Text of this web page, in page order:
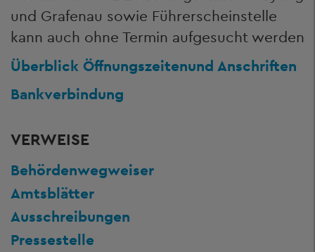
und Grafenau sowie Führerscheinstelle
kann auch ohne Termin aufgesucht werden
Überblick Öffnungszeitenund Anschriften
Bankverbindung
VERWEISE
Behördenwegweiser
Amtsblätter
Ausschreibungen
Pressestelle